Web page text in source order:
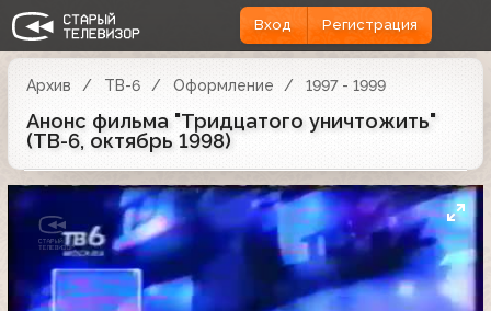
Вход Регистрация
Архив ТВ-6 Оформление 1997 - 1999
Анонс фильма "Тридцатого уничтожить"
(ТВ-6, октябрь 1998)